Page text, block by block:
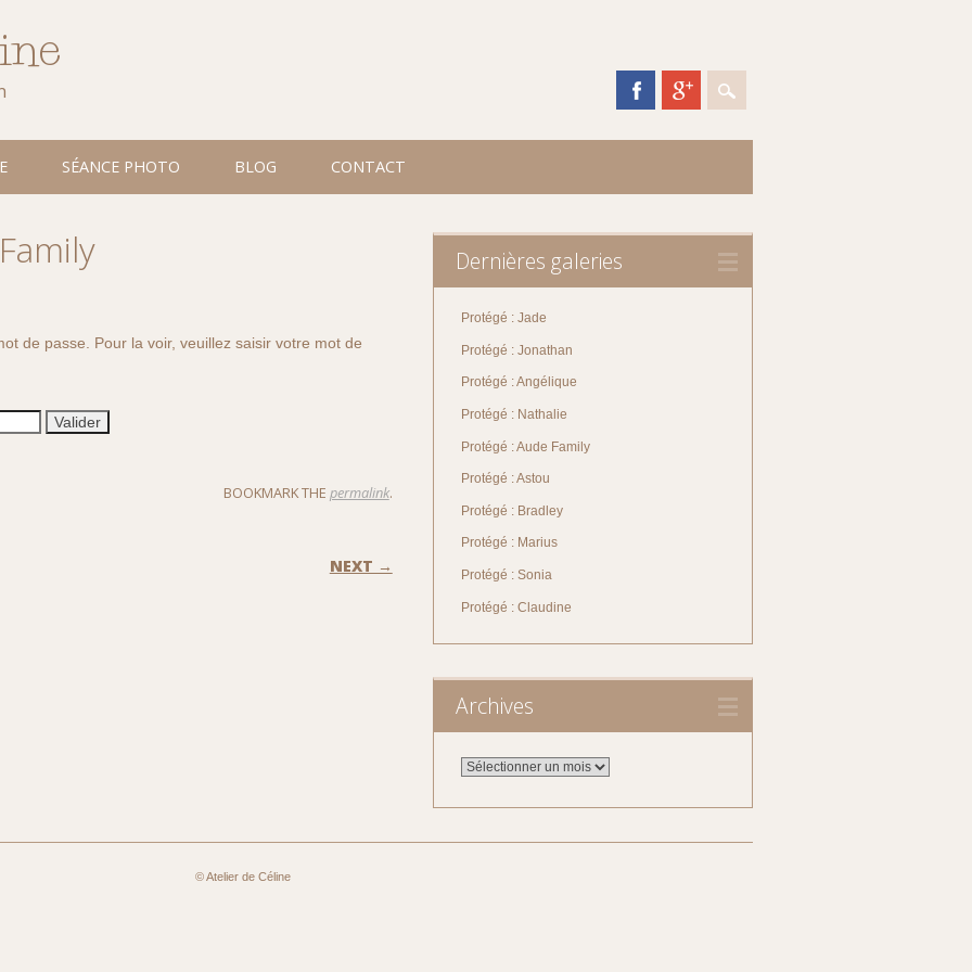
SÉANCE PHOTO BLOG CONTACT
de passe. Pour la voir, veuillez saisir votre mot de
BOOKMARK THE permalink.
NEXT →
Dernières galeries
Protégé : Jade
Protégé : Jonathan
Protégé : Angélique
Protégé : Nathalie
Protégé : Aude Family
Protégé : Astou
Protégé : Bradley
Protégé : Marius
Protégé : Sonia
Protégé : Claudine
Archives
Archives
© Atelier de Céline